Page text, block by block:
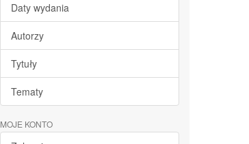
Daty wydania
Autorzy
Tytuły
Tematy
MOJE KONTO